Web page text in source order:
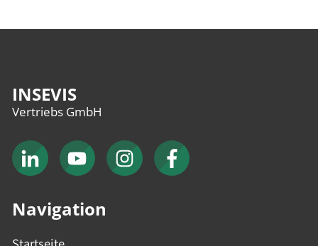
INSEVIS
Vertriebs GmbH
Navigation